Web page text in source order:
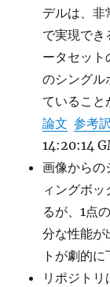
デルは、非
で実現でき
ータセット
のシングル
ていること
論文 参考
14:20:14
画像からの
ィングボ
るが、1点
分な性能が
トが劇的に
リポジトリ